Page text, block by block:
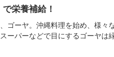
栄養補給！
ゴーヤ。沖縄料理を始め、様々
ーパーなどで目にするゴーヤは